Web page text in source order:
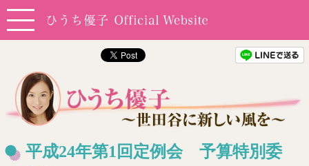
平成24年第1回定例会 予算特別委